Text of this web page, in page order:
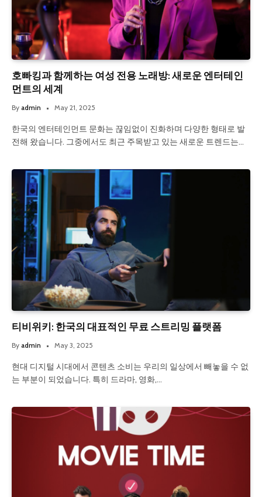
호빠킹과 함께하는 여성 전용 노래방: 새로운 엔터테인
먼트의 세계
By admin May 21, 2025
한국의 엔터테인먼트 문화는 끊임없이 진화하며 다양한 형태로 발
전해 왔습니다. 그중에서도 최근 주목받고 있는 새로운 트렌드는…
티비위키: 한국의 대표적인 무료 스트리밍 플랫폼
By admin May 3, 2025
현대 디지털 시대에서 콘텐츠 소비는 우리의 일상에서 빼놓을 수 없
는 부분이 되었습니다. 특히 드라마, 영화,…